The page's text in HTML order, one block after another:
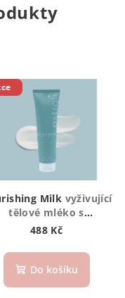
Milk vyživující
tělové mléko s
regeneračním,
pro všechny
typy
488 Kč
Do košíku